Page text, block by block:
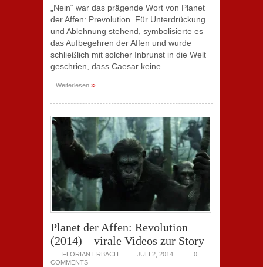
„Nein“ war das prägende Wort von Planet
der Affen: Prevolution. Für Unterdrückung
und Ablehnung stehend, symbolisierte es
das Aufbegehren der Affen und wurde
schließlich mit solcher Inbrunst in die Welt
geschrien, dass Caesar keine
Weiterlesen »
Planet der Affen: Revolution
(2014) – virale Videos zur Story
FLORIAN ERBACH JULI 2, 2014
0
COMMENTS